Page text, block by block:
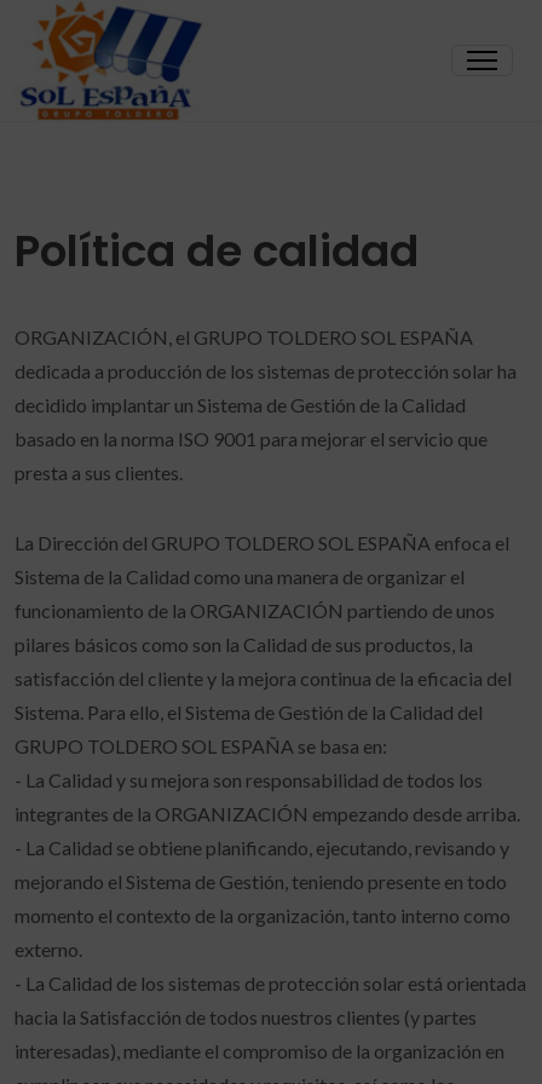
Política de calidad
ORGANIZACIÓN, el GRUPO TOLDERO SOL ESPAÑA
dedicada a producción de los sistemas de protección solar ha
decidido implantar un Sistema de Gestión de la Calidad
basado en la norma ISO 9001 para mejorar el servicio que
presta a sus clientes.
La Dirección del GRUPO TOLDERO SOL ESPAÑA enfoca el
Sistema de la Calidad como una manera de organizar el
funcionamiento de la ORGANIZACIÓN partiendo de unos
pilares básicos como son la Calidad de sus productos, la
satisfacción del cliente y la mejora continua de la eficacia del
Sistema. Para ello, el Sistema de Gestión de la Calidad del
GRUPO TOLDERO SOL ESPAÑA se basa en:
- La Calidad y su mejora son responsabilidad de todos los
integrantes de la ORGANIZACIÓN empezando desde arriba.
- La Calidad se obtiene planificando, ejecutando, revisando y
mejorando el Sistema de Gestión, teniendo presente en todo
momento el contexto de la organización, tanto interno como
externo.
- La Calidad de los sistemas de protección solar está orientada
hacia la Satisfacción de todos nuestros clientes (y partes
interesadas), mediante el compromiso de la organización en